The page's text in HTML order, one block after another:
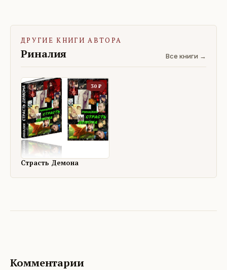
ДРУГИЕ КНИГИ АВТОРА
Риналия Все книги →
30 ₽
Страсть Демона
Комментарии